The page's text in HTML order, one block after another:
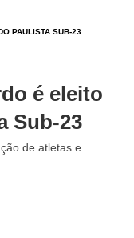
PAULISTA SUB-23
é eleito
Sub-23
de atletas e